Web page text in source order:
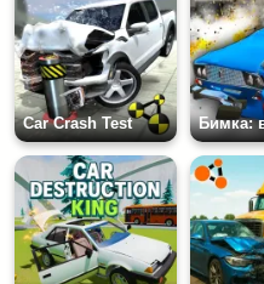
Car Crash Test